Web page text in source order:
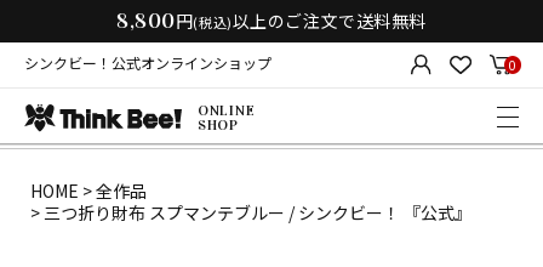
8,800円(税込)以上のご注文で送料無料
シンクビー！公式オンラインショップ 0
ONLINE
SHOP
HOME
全作品
三つ折り財布 スプマンテブルー / シンクビー！ 『公式』